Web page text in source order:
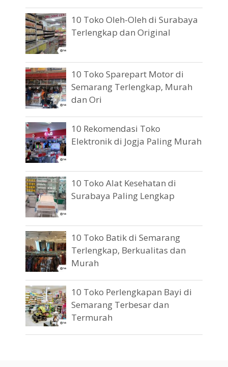
10 Toko Oleh-Oleh di Surabaya
Terlengkap dan Original
10 Toko Sparepart Motor di
Semarang Terlengkap, Murah
dan Ori
10 Rekomendasi Toko
Elektronik di Jogja Paling Murah
10 Toko Alat Kesehatan di
Surabaya Paling Lengkap
10 Toko Batik di Semarang
Terlengkap, Berkualitas dan
Murah
10 Toko Perlengkapan Bayi di
Semarang Terbesar dan
Termurah